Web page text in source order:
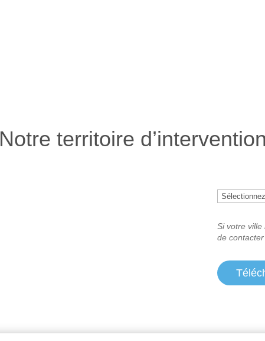
Notre territoire d’intervention
Si votre ville
de